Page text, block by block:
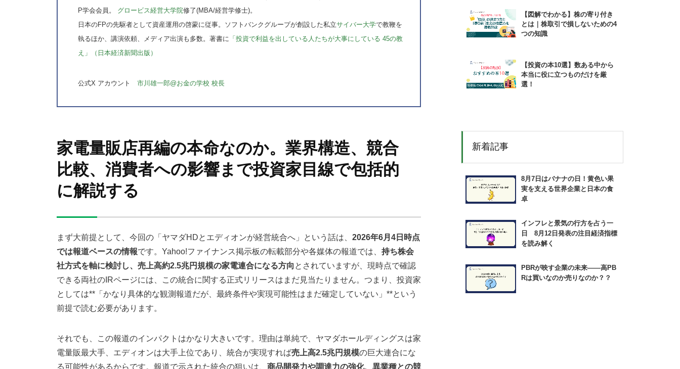
P学会会員。 グロービス経営大学院修了(MBA/経営学修士)。
日本のFPの先駆者として資産運用の啓蒙に従事。ソフトバンクグループが創設した私立サイバー大学で教鞭を
執るほか、講演依頼、メディア出演も多数。著書に 「投資で利益を出している人たちが大事にしている 45の教
え」（日本経済新聞出版）
公式X アカウント 市川雄一郎@お金の学校 校長
家電量販店再編の本命なのか。業界構造、競合
比較、消費者への影響まで投資家目線で包括的
に解説する
まず大前提として、今回の「ヤマダHDとエディオンが経営統合へ」という話は、 2026年6月4日時点
では報道ベースの情報です。Yahoo!ファイナンス掲示板の転載部分や各媒体の報道では、 持ち株会
社方式を軸に検討し、売上高約2.5兆円規模の家電連合になる方向 とされていますが、現時点で確認
できる両社のIRページには、この統合に関する正式リリースはまだ見当たりません。つまり、投資家
としては**「かなり具体的な観測報道だが、最終条件や実現可能性はまだ確定していない」**という
前提で読む必要があります。
それでも、この報道のインパクトはかなり大きいです。理由は単純で、ヤマダホールディングスは家
電量販最大手、エディオンは大手上位であり、統合が実現すれば売上高2.5兆円規模の巨大連合にな
る可能性があるからです。報道で示された統合の狙いは、 商品開発力や調達力の強化、異業種との競
【図解でわかる】株の寄り付き
とは｜株取引で損しないための4
つの知識
【投資の本10選】数ある中から
本当に役に立つものだけを厳
選！
新着記事
8月7日はバナナの日！黄色い果
実を支える世界企業と日本の食
卓
インフレと景気の行方を占う一
日 8月12日発表の注目経済指標
を読み解く
PBRが映す企業の未来――高PB
Rは買いなのか売りなのか？？